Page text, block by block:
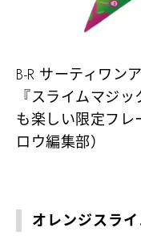
B‐R サーティワン
『スライムマジ
も楽しい限定フレ
ロウ編集部）
オレンジスラ